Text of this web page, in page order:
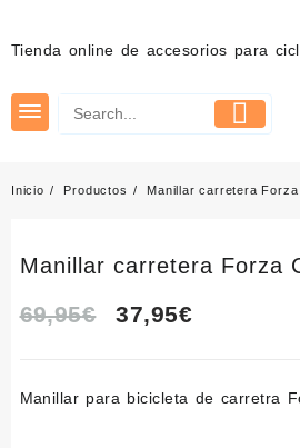
contenido
Tienda online de accesorios para
Inicio Productos Manillar carretera Forza
Manillar carretera Forza
69,95€
El
original
37,95€El
actual
Manillar para bicicleta de carretra